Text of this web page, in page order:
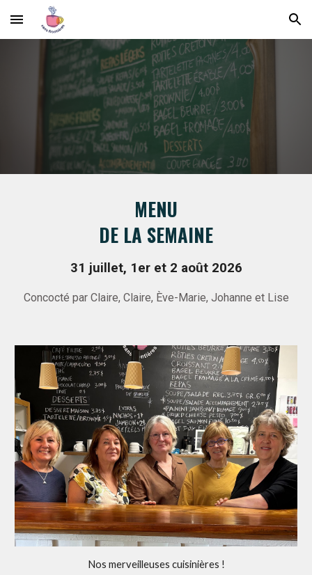
Skip to main content Skip to navigation
MENU
DE LA SEMAINE
31 juillet, 1er et 2 août 2026
Concocté parClaire, Claire, Ève-Marie, Johanne et Lise
Nos merveilleuses cuisinières !